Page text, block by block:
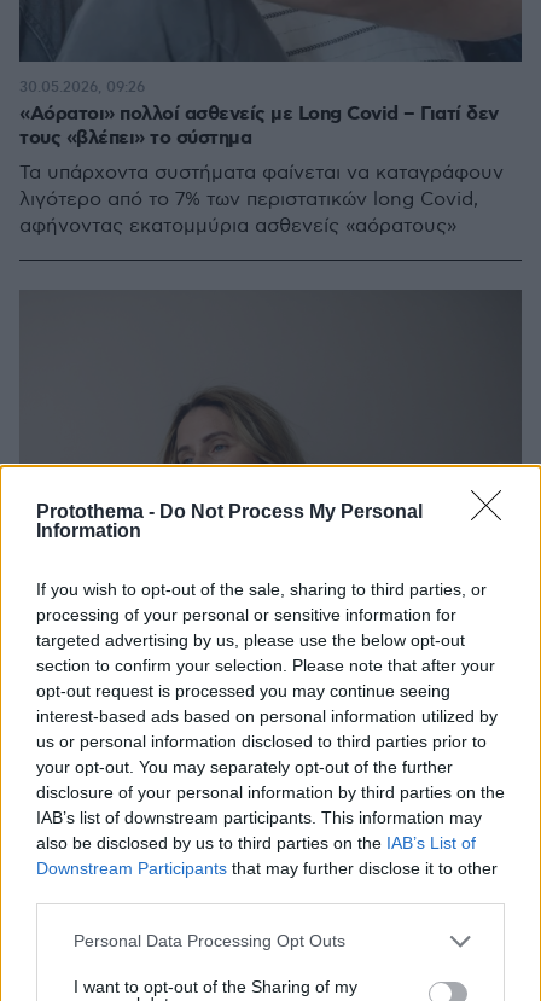
Protothema - Do Not Process My Personal
Information
If you wish to opt-out of the sale, sharing to third parties, or
processing of your personal or sensitive information for
targeted advertising by us, please use the below opt-out
section to confirm your selection. Please note that after your
opt-out request is processed you may continue seeing
interest-based ads based on personal information utilized by
us or personal information disclosed to third parties prior to
your opt-out. You may separately opt-out of the further
disclosure of your personal information by third parties on the
IAB’s list of downstream participants. This information may
also be disclosed by us to third parties on the IAB’s List of
Downstream Participants that may further disclose it to other
Please note that this website/app uses one or more Google
not limited to your visit or usage behaviour. You may click to
Personal Data Processing Opt Outs
I want to opt-out of the Sharing of my
«Αόρατοι» πολλοί ασθενείς με Long Covid – Γιατί δεν
τους «βλέπει» το σύστημα
Τα υπάρχοντα συστήματα φαίνεται να καταγράφουν
λιγότερο από το 7% των περιστατικών long Covid,
αφήνοντας εκατομμύρια ασθενείς «αόρατους»
30.05.2026, 09:26
Νέα έρευνα «βλέπει» εκατομμύρια αδιάγνωστους
ασθενείς με μακροχρόνιο Covid
Νέος αλγόριθμος τεχνητής νοημοσύνης ανέλυσε
460.000 ιατρικά αρχεία και εντόπισε πολύ
περισσότερα περιστατικά από όσα καταγράφονται
επίσημα
28.05.2026, 08:37 7